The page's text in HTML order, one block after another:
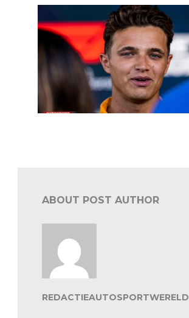
ABOUT POST AUTHOR
REDACTIEAUTOSPORTWERELD